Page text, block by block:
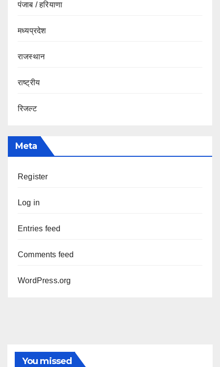
पंजाब / हरियाणा
मध्यप्रदेश
राजस्थान
राष्ट्रीय
रिजल्ट
Meta
Register
Log in
Entries feed
Comments feed
WordPress.org
You missed